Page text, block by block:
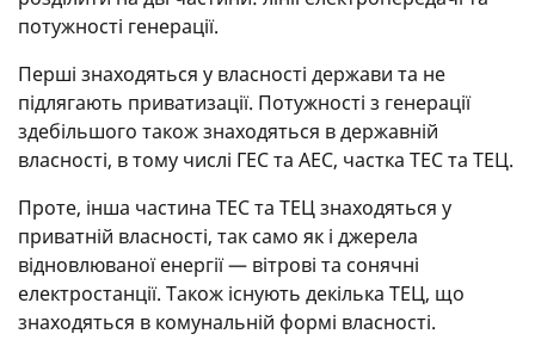
потужності генерації.
Перші знаходяться у власності держави та не
підлягають приватизації. Потужності з генерації
здебільшого також знаходяться в державній
власності, в тому числі ГЕС та АЕС, частка ТЕС та ТЕЦ.
Проте, інша частина ТЕС та ТЕЦ знаходяться у
приватній власності, так само як і джерела
відновлюваної енергії — вітрові та сонячні
електростанції. Також існують декілька ТЕЦ, що
знаходяться в комунальній формі власності.